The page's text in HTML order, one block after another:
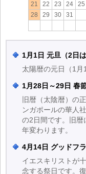
21
22 23 24 25
28
29 30 31
1月1日 元旦（2日は
太陽暦の元日（1月
1月28日～29日 春
旧暦（太陰暦）の
ンガポールの華人
の2日間です。旧
年変わります。
4月14日 グッドフ
イエスキリストが
念する祭日です。